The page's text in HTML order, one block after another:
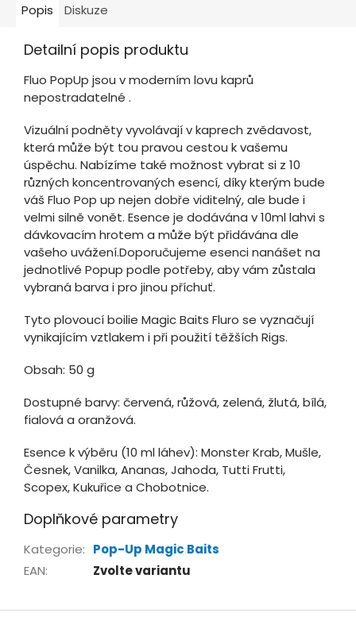
Popis Diskuze
Detailní popis produktu
Fluo PopUp jsou v moderním lovu kaprů
nepostradatelné .
Vizuální podněty vyvolávají v kaprech zvědavost,
která může být tou pravou cestou k vašemu
úspěchu. Nabízíme také možnost vybrat si z 10
různých koncentrovaných esencí, díky kterým bude
váš Fluo Pop up nejen dobře viditelný, ale bude i
velmi silně vonět. Esence je dodávána v 10ml lahvi s
dávkovacím hrotem a může být přidávána dle
vašeho uvážení.Doporučujeme esenci nanášet na
jednotlivé Popup podle potřeby, aby vám zůstala
vybraná barva i pro jinou příchuť.
Tyto plovoucí boilie Magic Baits Fluro se vyznačují
vynikajícím vztlakem i při použití těžších Rigs.
Obsah: 50 g
Dostupné barvy: červená, růžová, zelená, žlutá, bílá,
fialová a oranžová.
Esence k výběru (10 ml láhev): Monster Krab, Mušle,
Česnek, Vanilka, Ananas, Jahoda, Tutti Frutti,
Scopex, Kukuřice a Chobotnice.
Doplňkové parametry
Kategorie: Pop-Up Magic Baits
EAN: Zvolte variantu
Z